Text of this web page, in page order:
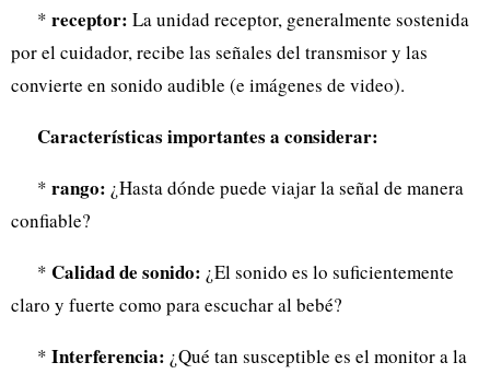
* receptor: La unidad receptor, generalmente sostenida
por el cuidador, recibe las señales del transmisor y las
convierte en sonido audible (e imágenes de video).
Características importantes a considerar:
* rango: ¿Hasta dónde puede viajar la señal de manera
confiable?
* Calidad de sonido: ¿El sonido es lo suficientemente
claro y fuerte como para escuchar al bebé?
* Interferencia: ¿Qué tan susceptible es el monitor a la